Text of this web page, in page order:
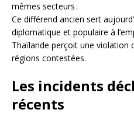
mêmes secteurs .
Ce différend ancien sert
diplomatique et populaire à
Thaïlande perçoit une violation
régions contestées.
Les incidents
récents